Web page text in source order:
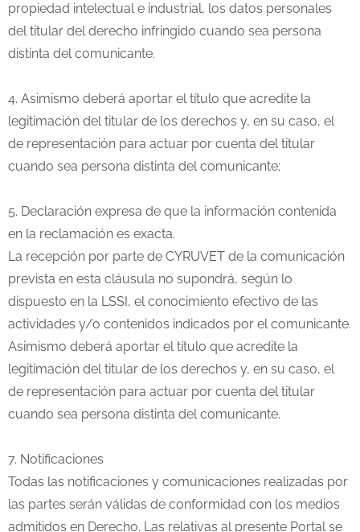
propiedad intelectual e industrial, los datos personales
del titular del derecho infringido cuando sea persona
distinta del comunicante.
4. Asimismo deberá aportar el título que acredite la
legitimación del titular de los derechos y, en su caso, el
de representación para actuar por cuenta del titular
cuando sea persona distinta del comunicante;
5. Declaración expresa de que la información contenida
en la reclamación es exacta.
La recepción por parte de CYRUVET de la comunicación
prevista en esta cláusula no supondrá, según lo
dispuesto en la LSSI, el conocimiento efectivo de las
actividades y/o contenidos indicados por el comunicante.
Asimismo deberá aportar el título que acredite la
legitimación del titular de los derechos y, en su caso, el
de representación para actuar por cuenta del titular
cuando sea persona distinta del comunicante.
7. Notificaciones
Todas las notificaciones y comunicaciones realizadas por
las partes serán válidas de conformidad con los medios
admitidos en Derecho. Las relativas al presente Portal se